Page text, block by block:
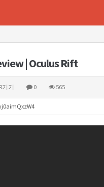
| Oculus Rift
기기 0 565